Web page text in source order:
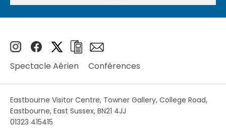
Spectacle Aérien Conférences
Eastbourne Visitor Centre, Towner Gallery, College Road,
Eastbourne, East Sussex, BN21 4JJ
01323 415415